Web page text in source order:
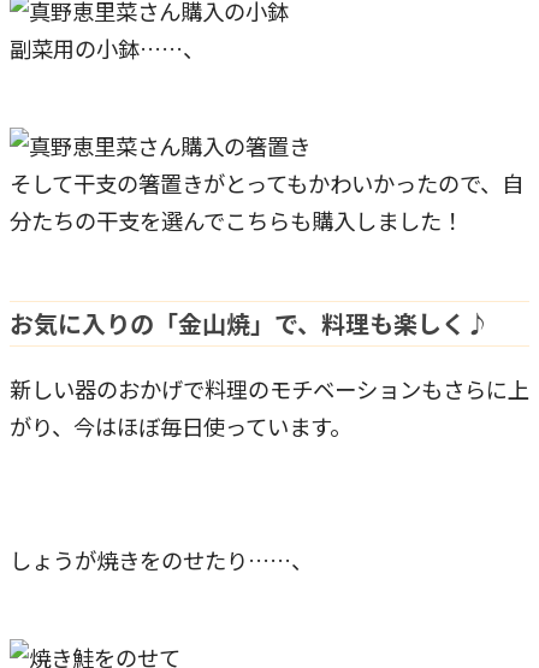
副菜用の小鉢……、
そして干支の箸置きがとってもかわいかったので、自
分たちの干支を選んでこちらも購入しました！
お気に入りの「金山焼」で、料理も楽しく♪
新しい器のおかげで料理のモチベーションもさらに上
がり、今はほぼ毎日使っています。
しょうが焼きをのせたり……、